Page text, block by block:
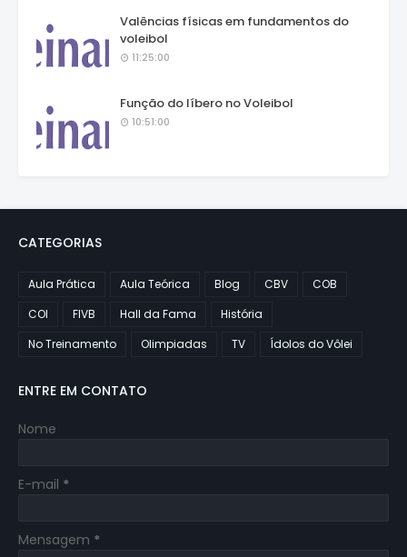
Valências físicas em fundamentos do
voleibol
11:25:00
Função do líbero no Voleibol
10:51:00
CATEGORIAS
Aula Prática Aula Teórica Blog CBV
COB
COI
FIVB Hall da Fama
História
No Treinamento
Olimpiadas TV Ídolos do Vôlei
ENTRE EM CONTATO
Nome
E-mail *
Mensagem *